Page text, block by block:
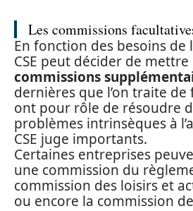
Les commissions
En fonction des besoins de
CSE peut décider de
commissions
dernières que l’on traite de
ont pour rôle de résoudre
problèmes intrinsèques à
CSE juge importants.
Certaines entreprises
une commission du
commission des loisirs et
ou encore la commission